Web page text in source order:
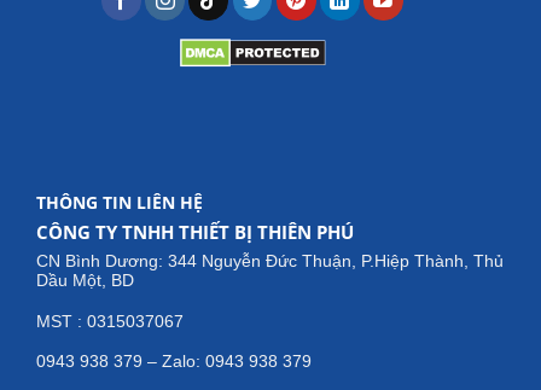
THÔNG TIN LIÊN HỆ
CÔNG TY TNHH THIẾT BỊ THIÊN PHÚ
CN Bình Dương: 344 Nguyễn Đức Thuận, P.Hiệp Thành, Thủ
Dầu Một, BD
MST : 0315037067
0943 938 379 – Zalo: 0943 938 379